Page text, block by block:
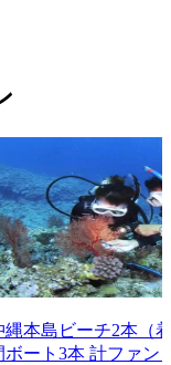
縄本島ビーチ2本（
ボート3本 計ファン